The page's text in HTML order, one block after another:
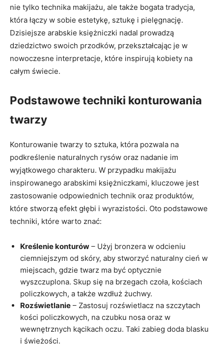
nie tylko technika makijażu, ale także ‍bogata tradycja,⁣
która łączy w sobie estetykę,​ sztukę‍ i⁤ pielęgnację.
Dzisiejsze arabskie księżniczki​ nadal prowadzą​
dziedzictwo swoich przodków, przekształcając je w
nowoczesne ⁢interpretacje, które inspirują kobiety na
całym świecie.
Podstawowe techniki konturowania‌
twarzy
Konturowanie twarzy to‌ sztuka, która pozwala na‌
podkreślenie ⁤naturalnych rysów oraz‌ nadanie im
wyjątkowego charakteru.⁣ W ⁤przypadku makijażu
inspirowanego arabskimi księżniczkami, kluczowe​ jest
‍zastosowanie ​odpowiednich technik‌ oraz produktów,
które stworzą efekt​ głębi i ‍wyrazistości. Oto podstawowe
techniki, które warto znać:
Kreślenie konturów – Użyj bronzera w odcieniu
ciemniejszym od skóry, aby​ stworzyć naturalny ‌cień w
miejscach, gdzie twarz ma być optycznie
wyszczuplona. Skup ⁣się na⁤ brzegach czoła, ⁢kościach
policzkowych,‌ a także wzdłuż ‌żuchwy.
Rozświetlanie – Zastosuj rozświetlacz na szczytach
kości policzkowych,‌ na czubku nosa oraz w
wewnętrznych kącikach oczu. Taki zabieg doda ‍blasku
i świeżości.